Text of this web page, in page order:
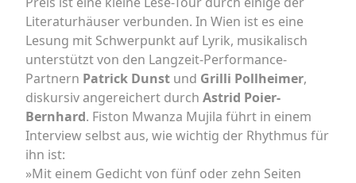
Literaturhäuser verbunden. In Wien ist es eine
Lesung mit Schwerpunkt auf Lyrik, musikalisch
unterstützt von den Langzeit-Performance-
Partnern Patrick Dunst und Grilli Pollheimer,
diskursiv angereichert durch Astrid Poier-
Bernhard. Fiston Mwanza Mujila führt in einem
Interview selbst aus, wie wichtig der Rhythmus für
ihn ist:
»Mit einem Gedicht von fünf oder zehn Seiten